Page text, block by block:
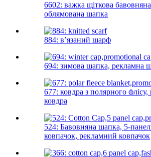
6602: важка щіткова
облямована шапка
884: в’язаний шарф
694: зимова шапка, рекламна
677: ковдра з полярного флісу,
ковдра
524: Бавовняна шапка, 5-
ковпачок, рекламний ковпачок